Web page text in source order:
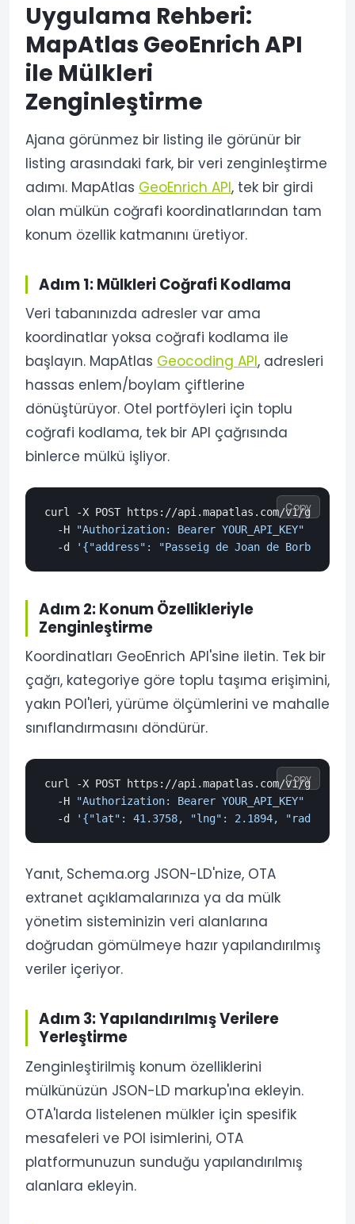
Uygulama Rehberi:
MapAtlas GeoEnrich API
ile Mülkleri
Zenginleştirme
Ajana görünmez bir listing ile görünür bir
listing arasındaki fark, bir veri zenginleştirme
adımı. MapAtlas GeoEnrich API, tek bir girdi
olan mülkün coğrafi koordinatlarından tam
konum özellik katmanını üretiyor.
Adım 1: Mülkleri Coğrafi Kodlama
Veri tabanınızda adresler var ama
koordinatlar yoksa coğrafi kodlama ile
başlayın. MapAtlas Geocoding API, adresleri
hassas enlem/boylam çiftlerine
dönüştürüyor. Otel portföyleri için toplu
coğrafi kodlama, tek bir API çağrısında
binlerce mülkü işliyor.
Copy
curl -X POST https://api.mapatlas.com/v1/
  -H
"Authorization: Bearer YOUR_API_KEY"
  -d
'{"address": "Passeig de Joan de Borbó 64,
Adım 2: Konum Özellikleriyle
Zenginleştirme
Koordinatları GeoEnrich API'sine iletin. Tek bir
çağrı, kategoriye göre toplu taşıma erişimini,
yakın POI'leri, yürüme ölçümlerini ve mahalle
sınıflandırmasını döndürür.
Copy
curl -X POST https://api.mapatlas.com/v1/
  -H
"Authorization: Bearer YOUR_API_KEY"
  -d
'{"lat": 41.3758, "lng": 2.1894, "radius":
Yanıt, Schema.org JSON-LD'nize, OTA
extranet açıklamalarınıza ya da mülk
yönetim sisteminizin veri alanlarına
doğrudan gömülmeye hazır yapılandırılmış
veriler içeriyor.
Adım 3: Yapılandırılmış Verilere
Yerleştirme
Zenginleştirilmiş konum özelliklerini
mülkünüzün JSON-LD markup'ına ekleyin.
OTA'larda listelenen mülkler için spesifik
mesafeleri ve POI isimlerini, OTA
platformunuzun sunduğu yapılandırılmış
alanlara ekleyin.